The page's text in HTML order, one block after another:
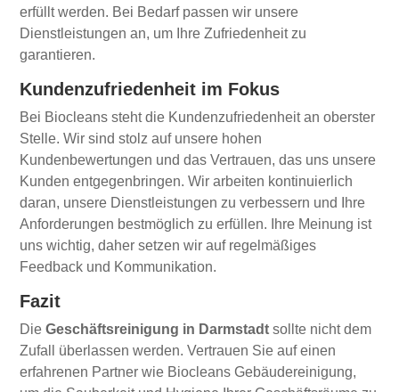
erfüllt werden. Bei Bedarf passen wir unsere
Dienstleistungen an, um Ihre Zufriedenheit zu
garantieren.
Kundenzufriedenheit im Fokus
Bei Biocleans steht die Kundenzufriedenheit an oberster
Stelle. Wir sind stolz auf unsere hohen
Kundenbewertungen und das Vertrauen, das uns unsere
Kunden entgegenbringen. Wir arbeiten kontinuierlich
daran, unsere Dienstleistungen zu verbessern und Ihre
Anforderungen bestmöglich zu erfüllen. Ihre Meinung ist
uns wichtig, daher setzen wir auf regelmäßiges
Feedback und Kommunikation.
Fazit
DieGeschäftsreinigung in Darmstadt sollte nicht dem
Zufall überlassen werden. Vertrauen Sie auf einen
erfahrenen Partner wie Biocleans Gebäudereinigung,